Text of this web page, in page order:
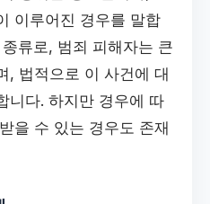
이루어진 경우를 말합
류로, 범죄 피해자는 큰
, 법적으로 이 사건에 대
니다. 하지만 경우에 따
을 수 있는 경우도 존재